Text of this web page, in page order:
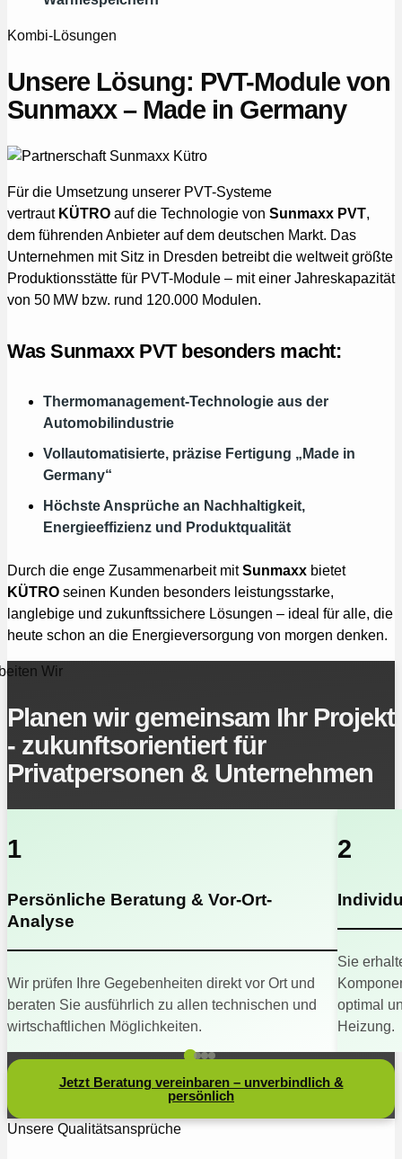
Kombi-Lösungen
Unsere Lösung: PVT-Module von
Sunmaxx – Made in Germany
Für die Umsetzung unserer PVT-Systeme
vertraut KÜTRO auf die Technologie von Sunmaxx PVT,
dem führenden Anbieter auf dem deutschen Markt. Das
Unternehmen mit Sitz in Dresden betreibt die weltweit größte
Produktionsstätte für PVT-Module – mit einer Jahreskapazität
von 50 MW bzw. rund 120.000 Modulen.
Was Sunmaxx PVT besonders macht:
Thermomanagement-Technologie aus der
Automobilindustrie
Vollautomatisierte, präzise Fertigung „Made in
Germany“
Höchste Ansprüche an Nachhaltigkeit,
Energieeffizienz und Produktqualität
Durch die enge Zusammenarbeit mitSunmaxx bietet
KÜTRO seinen Kunden besonders leistungsstarke,
langlebige und zukunftssichere Lösungen – ideal für alle, die
heute schon an die Energieversorgung von morgen denken.
Wir
Planen wir gemeinsam Ihr Projekt
- zukunftsorientiert für
Privatpersonen & Unternehmen
1
Persönliche Beratung & Vor-Ort-
Analyse
Wir prüfen Ihre Gegebenheiten direkt vor Ort und
beraten Sie ausführlich zu allen technischen und
wirtschaftlichen Möglichkeiten.
2
Sie
optimal
Heizung.
Jetzt Beratung vereinbaren – unverbindlich &
persönlich
Unsere Qualitätsansprüche